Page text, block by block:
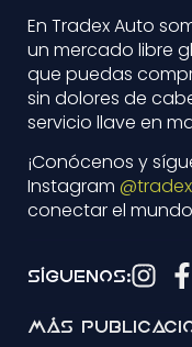
En Tradex Auto
un mercado libre
que puedas
sin dolores de
servicio llave en
¡Conócenos y
Instagram
conectar el
Síguenos:
Más